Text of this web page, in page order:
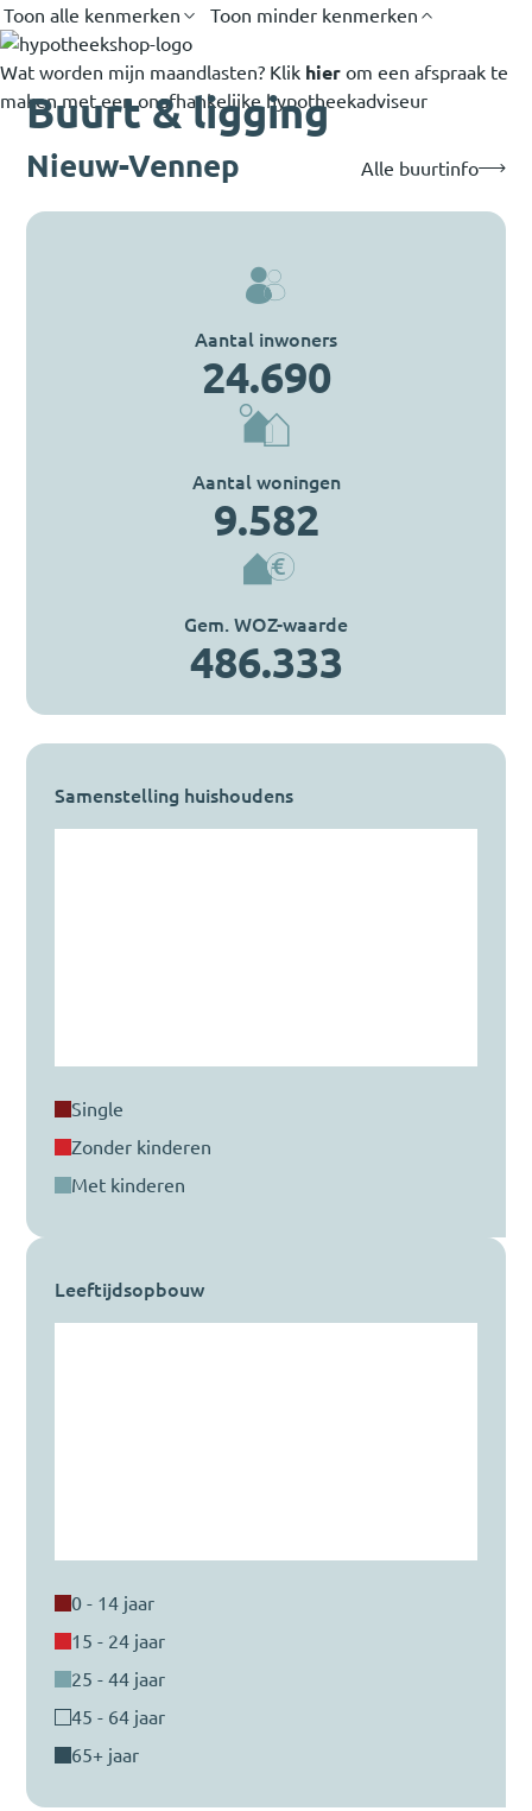
Toon alle kenmerken
Toon minder kenmerken
Wat worden mijn maandlasten? Klik hier om een afspraak te
maken met een onafhankelijke hypotheekadviseur
Buurt & ligging
Nieuw-Vennep Alle buurtinfo
Aantal inwoners
24.690
Aantal woningen
9.582
Gem. WOZ-waarde
486.333
Samenstelling huishoudens
single
zonder kinderen
met kinderen
Leeftijdsopbouw
0 - 14 jaar
15 - 24 jaar
25 - 44 jaar
45 - 64 jaar
65+ jaar